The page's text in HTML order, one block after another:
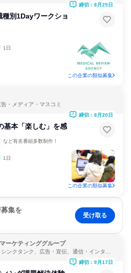
別1Dayワークショ
1日
締切：8月25日
この企業の類似募集
・メディア・マスコミ
基本「楽しむ」を感
など有名番組多数制作！
1日
締切：8月20日
この企業の類似募集
集を
受け取る
ーケティンググループ
ンクタンク、広告・宣伝、通信・インター
締切：9月17日